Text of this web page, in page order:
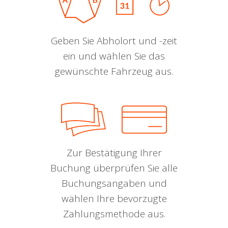
Geben Sie Abholort und -zeit
ein und wählen Sie das
gewünschte Fahrzeug aus.
Zur Bestätigung Ihrer
Buchung überprüfen Sie alle
Buchungsangaben und
wählen Ihre bevorzugte
Zahlungsmethode aus.